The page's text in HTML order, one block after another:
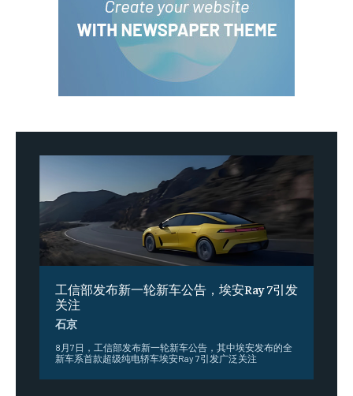
工信部发布新一轮新车公告，埃安Ray 7引发
关注
石京
8月7日，工信部发布新一轮新车公告，其中埃安发布的全
新车系首款超级纯电轿车埃安Ray 7引发广泛关注